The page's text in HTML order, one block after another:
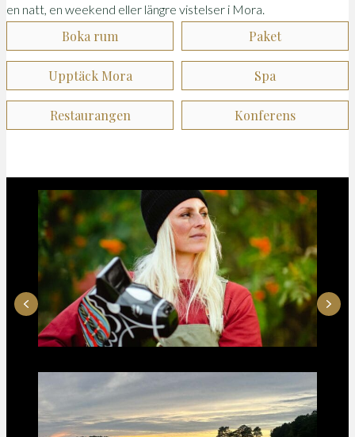
en natt, en weekend eller längre vistelser i Mora.
Boka rum Paket
Upptäck Mora Spa
Restaurangen Konferens